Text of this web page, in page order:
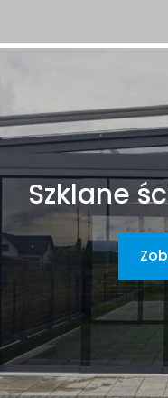
Szklane